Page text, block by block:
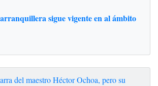
sigue vigente en al ámbito
del maestro Héctor Ochoa, pero su